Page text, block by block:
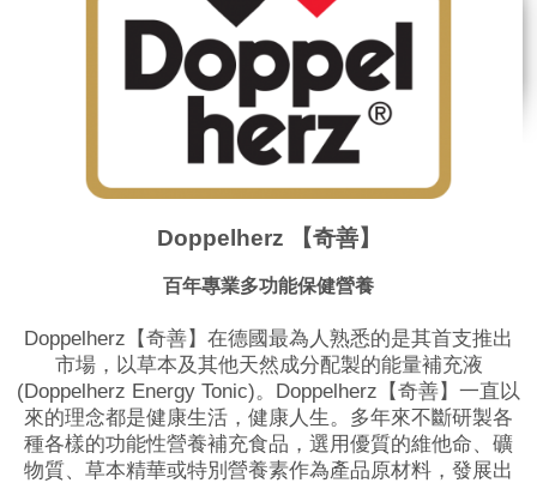
Doppelherz 【奇善】
百年專業多功能保健營養
Doppelherz【奇善】在德國最為人熟悉的是其首支推出
市場，以草本及其他天然成分配製的能量補充液
(Doppelherz Energy Tonic)。Doppelherz【奇善】一直以
來的理念都是健康生活，健康人生。多年來不斷研製各
種各樣的功能性營養補充食品，選用優質的維他命、礦
物質、草本精華或特別營養素作為產品原材料，發展出